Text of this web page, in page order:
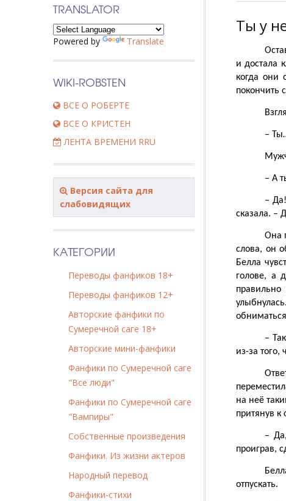
Ты у
и достала
когда они
покончить
–
– А
–
сказала. –
Она
слова, он
Белла
голове, а
–
из-за того,
на неё
притянув к
–
проиграв,
отпускать.
TRANSLATOR
Powered by Translate
WIKI-ROBSTEN
ВСЕ О РОБЕРТЕ
ВСЕ О КРИСТЕН
ЛЕНТА ВРЕМЕНИ RRU
Версия сайта для
слабовидящих
КАТЕГОРИИ
Переводы фанфиков 18+
Переводы фанфиков 12+
Авторские фанфики по
Сумеречной саге 18+
Авторские мини-фанфики
Фанфики по Сумеречной саге
"Все люди"
Фанфики по Сумеречной саге
"Вампиры"
Собственные произведения
Фанфики. Из жизни актеров
Народный перевод
Фанфики-стихи